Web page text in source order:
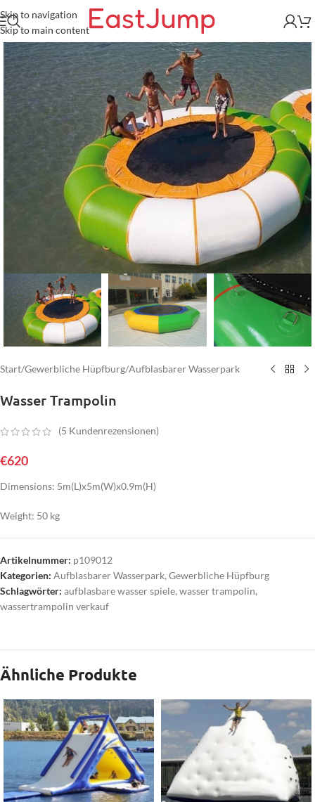
Skip to navigation
Skip to main content
Start/Gewerbliche Hüpfburg/Aufblasbarer Wasserpark
Wasser Trampolin
(5 Kundenrezensionen)
€620
Dimensions: 5m(L)x5m(W)x0.9m(H)
Weight: 50 kg
Artikelnummer: p109012
Kategorien: Aufblasbarer Wasserpark, Gewerbliche Hüpfburg
Schlagwörter: aufblasbare wasser spiele, wasser trampolin,
wassertrampolin verkauf
Ähnliche Produkte